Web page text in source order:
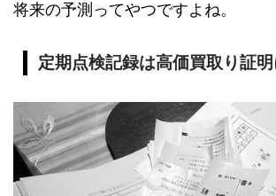
将来の予測ってやつですよね。
定期点検記録は高価買取り証